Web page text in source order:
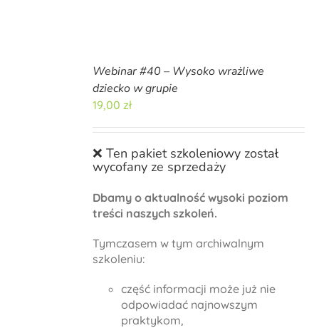
Webinar #40 – Wysoko wrażliwe
dziecko w grupie
19,00 zł
❌ Ten pakiet szkoleniowy został
wycofany ze sprzedaży
Dbamy o aktualność wysoki poziom
treści naszych szkoleń.
Tymczasem w tym archiwalnym
szkoleniu:
część informacji może już nie
odpowiadać najnowszym
praktykom,